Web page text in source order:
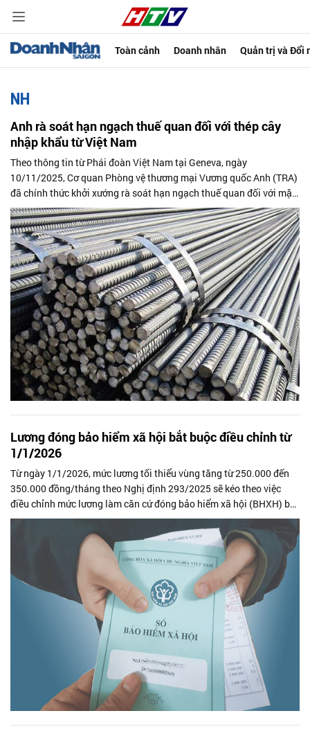
Toàn cảnh Doanh nhân Quản trị và Đổi
NH
Anh rà soát hạn ngạch thuế quan đối với thép cây
nhập khẩu từ Việt Nam
Theo thông tin từ Phái đoàn Việt Nam tại Geneva, ngày
10/11/2025, Cơ quan Phòng vệ thương mại Vương quốc Anh (TRA)
đã chính thức khởi xướng rà soát hạn ngạch thuế quan đối với mặt
hàng thép cây (rebar)...
Lương đóng bảo hiểm xã hội bắt buộc điều chỉnh từ
1/1/2026
Từ ngày 1/1/2026, mức lương tối thiểu vùng tăng từ 250.000 đến
350.000 đồng/tháng theo Nghị định 293/2025 sẽ kéo theo việc
điều chỉnh mức lương làm căn cứ đóng bảo hiểm xã hội (BHXH) bắt
buộc của người...